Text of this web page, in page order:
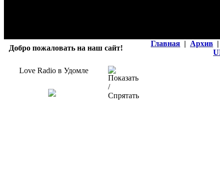
Добро пожаловать на наш сайт!
Главная | Архив |
Love Radio в Удомле